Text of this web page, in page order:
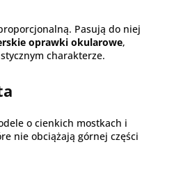
Pasują do niej
oprawki okularowe,
charakterze.
o cienkich mostkach i
nie obciążają górnej części